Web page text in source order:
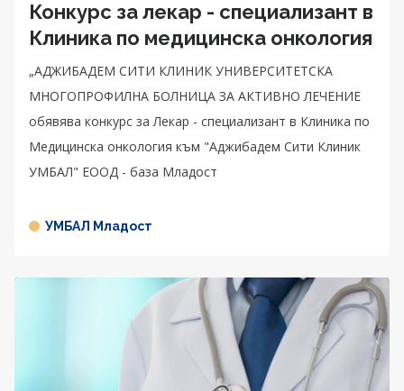
Конкурс за лекар - специализант в
Клиника по медицинска онкология
„АДЖИБАДЕМ СИТИ КЛИНИК УНИВЕРСИТЕТСКА
МНОГОПРОФИЛНА БОЛНИЦА ЗА АКТИВНО ЛЕЧЕНИЕ
обявява конкурс за Лекар - специализант в Клиника по
Медицинска онкология към "Аджибадем Сити Клиник
УМБАЛ" ЕООД - база Младост
УМБАЛ Младост